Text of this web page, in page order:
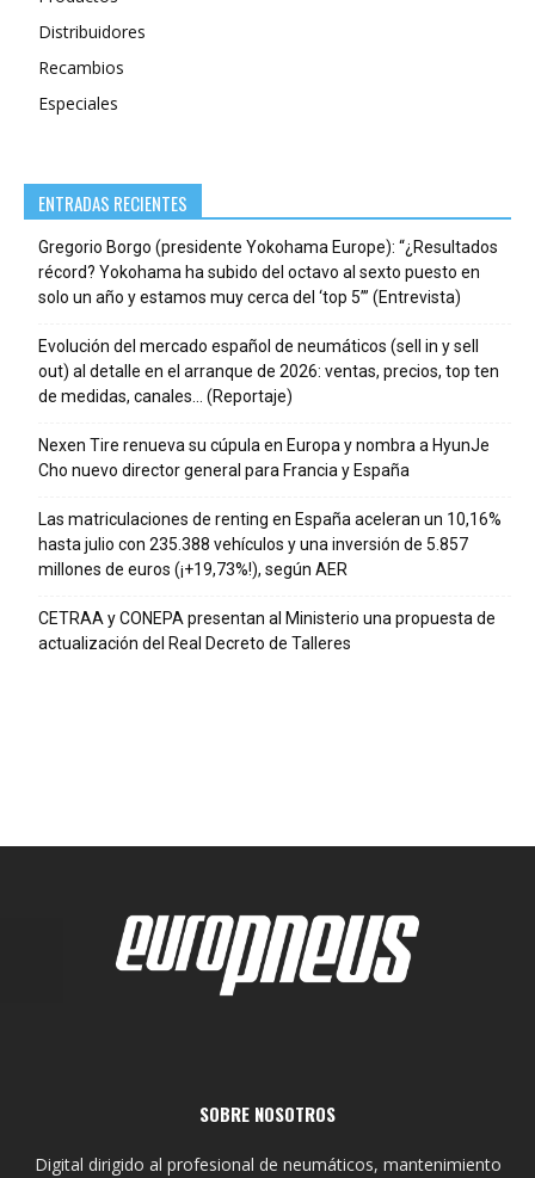
Distribuidores
Recambios
Especiales
ENTRADAS RECIENTES
Gregorio Borgo (presidente Yokohama Europe): “¿Resultados
récord? Yokohama ha subido del octavo al sexto puesto en
solo un año y estamos muy cerca del ‘top 5’” (Entrevista)
Evolución del mercado español de neumáticos (sell in y sell
out) al detalle en el arranque de 2026: ventas, precios, top ten
de medidas, canales… (Reportaje)
Nexen Tire renueva su cúpula en Europa y nombra a HyunJe
Cho nuevo director general para Francia y España
Las matriculaciones de renting en España aceleran un 10,16%
hasta julio con 235.388 vehículos y una inversión de 5.857
millones de euros (¡+19,73%!), según AER
CETRAA y CONEPA presentan al Ministerio una propuesta de
actualización del Real Decreto de Talleres
SOBRE NOSOTROS
Digital dirigido al profesional de neumáticos, mantenimiento